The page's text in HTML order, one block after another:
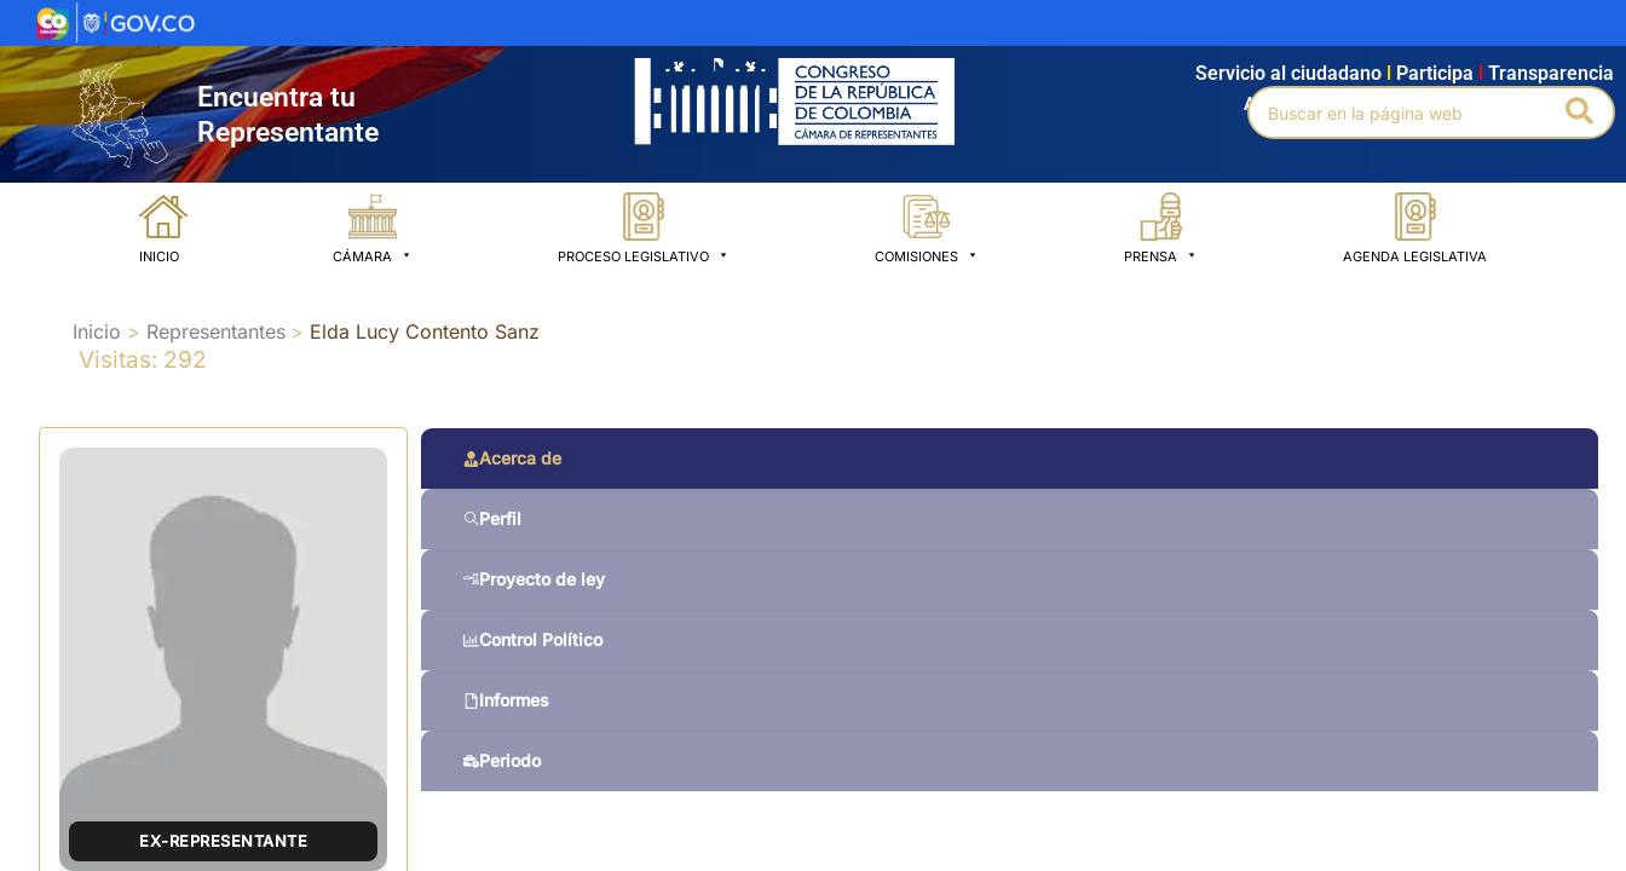
al
contenido
Encuentra tu
Representante
Agendamiento Intranet Búsqueda avanzada
Servicio al ciudadano Participa Transparencia
Buscar
por:
INICIO CÁMARA PROCESO LEGISLATIVO COMISIONES PRENSA AGENDA LEGISLATIVA
Inicio Representantes Elda Lucy Contento Sanz
Visitas: 292
EX-REPRESENTANTE
Acerca de
Perfil
Proyecto de ley
Control Político
Informes
Periodo